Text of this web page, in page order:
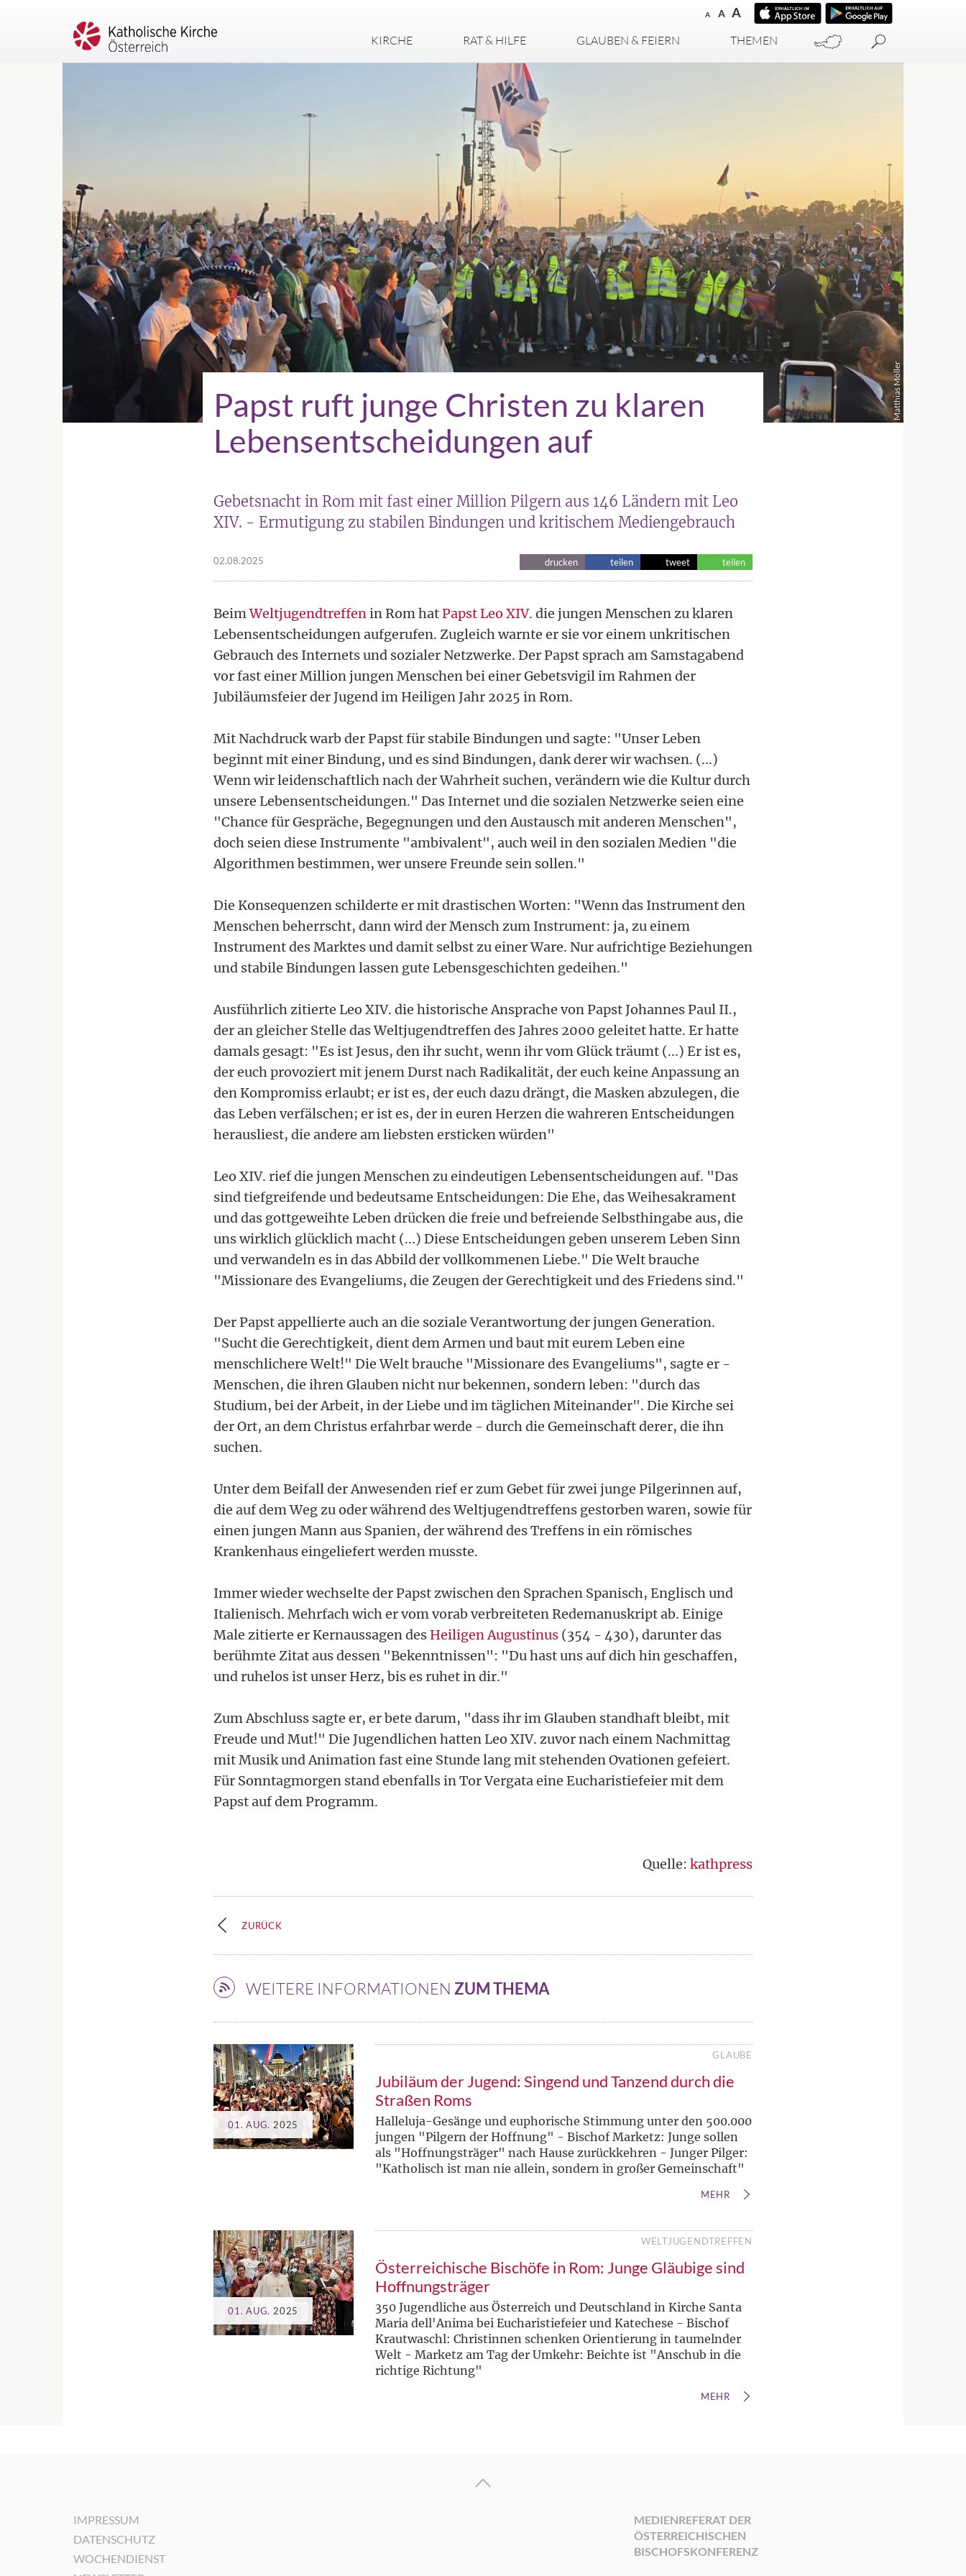
A A A
KIRCHE RAT & HILFE GLAUBEN & FEIERN THEMEN
Matthias Möller
Papst ruft junge Christen zu klaren
Lebensentscheidungen auf
Gebetsnacht in Rom mit fast einer Million Pilgern aus 146 Ländern mit Leo
XIV. - Ermutigung zu stabilen Bindungen und kritischem Mediengebrauch
02.08.2025 drucken teilen tweet teilen
BeimWeltjugendtreffenin Rom hatPapst Leo XIV. die jungen Menschen zu klaren
Lebensentscheidungen aufgerufen. Zugleich warnte er sie vor einem unkritischen
Gebrauch des Internets und sozialer Netzwerke. Der Papst sprach am Samstagabend
vor fast einer Million jungen Menschen bei einer Gebetsvigil im Rahmen der
Jubiläumsfeier der Jugend im Heiligen Jahr 2025 in Rom.
Mit Nachdruck warb der Papst für stabile Bindungen und sagte: "Unser Leben
beginnt mit einer Bindung, und es sind Bindungen, dank derer wir wachsen. (...)
Wenn wir leidenschaftlich nach der Wahrheit suchen, verändern wie die Kultur durch
unsere Lebensentscheidungen." Das Internet und die sozialen Netzwerke seien eine
"Chance für Gespräche, Begegnungen und den Austausch mit anderen Menschen",
doch seien diese Instrumente "ambivalent", auch weil in den sozialen Medien "die
Algorithmen bestimmen, wer unsere Freunde sein sollen."
Die Konsequenzen schilderte er mit drastischen Worten: "Wenn das Instrument den
Menschen beherrscht, dann wird der Mensch zum Instrument: ja, zu einem
Instrument des Marktes und damit selbst zu einer Ware. Nur aufrichtige Beziehungen
und stabile Bindungen lassen gute Lebensgeschichten gedeihen."
Ausführlich zitierte Leo XIV. die historische Ansprache von Papst Johannes Paul II.,
der an gleicher Stelle das Weltjugendtreffen des Jahres 2000 geleitet hatte. Er hatte
damals gesagt: "Es ist Jesus, den ihr sucht, wenn ihr vom Glück träumt (...) Er ist es,
der euch provoziert mit jenem Durst nach Radikalität, der euch keine Anpassung an
den Kompromiss erlaubt; er ist es, der euch dazu drängt, die Masken abzulegen, die
das Leben verfälschen; er ist es, der in euren Herzen die wahreren Entscheidungen
herausliest, die andere am liebsten ersticken würden"
Leo XIV. rief die jungen Menschen zu eindeutigen Lebensentscheidungen auf. "Das
sind tiefgreifende und bedeutsame Entscheidungen: Die Ehe, das Weihesakrament
und das gottgeweihte Leben drücken die freie und befreiende Selbsthingabe aus, die
uns wirklich glücklich macht (...) Diese Entscheidungen geben unserem Leben Sinn
und verwandeln es in das Abbild der vollkommenen Liebe." Die Welt brauche
"Missionare des Evangeliums, die Zeugen der Gerechtigkeit und des Friedens sind."
Der Papst appellierte auch an die soziale Verantwortung der jungen Generation.
"Sucht die Gerechtigkeit, dient dem Armen und baut mit eurem Leben eine
menschlichere Welt!" Die Welt brauche "Missionare des Evangeliums", sagte er -
Menschen, die ihren Glauben nicht nur bekennen, sondern leben: "durch das
Studium, bei der Arbeit, in der Liebe und im täglichen Miteinander". Die Kirche sei
der Ort, an dem Christus erfahrbar werde - durch die Gemeinschaft derer, die ihn
suchen.
Unter dem Beifall der Anwesenden rief er zum Gebet für zwei junge Pilgerinnen auf,
die auf dem Weg zu oder während des Weltjugendtreffens gestorben waren, sowie für
einen jungen Mann aus Spanien, der während des Treffens in ein römisches
Krankenhaus eingeliefert werden musste.
Immer wieder wechselte der Papst zwischen den Sprachen Spanisch, Englisch und
Italienisch. Mehrfach wich er vom vorab verbreiteten Redemanuskript ab. Einige
Male zitierte er Kernaussagen des Heiligen Augustinus (354 - 430), darunter das
berühmte Zitat aus dessen "Bekenntnissen": "Du hast uns auf dich hin geschaffen,
und ruhelos ist unser Herz, bis es ruhet in dir."
Zum Abschluss sagte er, er bete darum, "dass ihr im Glauben standhaft bleibt, mit
Freude und Mut!" Die Jugendlichen hatten Leo XIV. zuvor nach einem Nachmittag
mit Musik und Animation fast eine Stunde lang mit stehenden Ovationen gefeiert.
Für Sonntagmorgen stand ebenfalls in Tor Vergata eine Eucharistiefeier mit dem
Papst auf dem Programm.
Quelle: kathpress
ZURÜCK
WEITERE INFORMATIONEN ZUM THEMA
01. AUG. 2025
GLAUBE
Jubiläum der Jugend: Singend und Tanzend durch die
Straßen Roms
Halleluja-Gesänge und euphorische Stimmung unter den 500.000
jungen "Pilgern der Hoffnung" - Bischof Marketz: Junge sollen
als "Hoffnungsträger" nach Hause zurückkehren - Junger Pilger:
"Katholisch ist man nie allein, sondern in großer Gemeinschaft"
MEHR
01. AUG. 2025
WELTJUGENDTREFFEN
Österreichische Bischöfe in Rom: Junge Gläubige sind
Hoffnungsträger
350 Jugendliche aus Österreich und Deutschland in Kirche Santa
Maria dell'Anima bei Eucharistiefeier und Katechese - Bischof
Krautwaschl: Christinnen schenken Orientierung in taumelnder
Welt - Marketz am Tag der Umkehr: Beichte ist "Anschub in die
richtige Richtung"
MEHR
IMPRESSUM
DATENSCHUTZ
WOCHENDIENST
MEDIENREFERAT DER
ÖSTERREICHISCHEN
BISCHOFSKONFERENZ